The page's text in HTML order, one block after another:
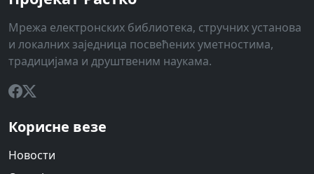
Мрежа електронских библиотека, стручних установа
и локалних заједница посвећених уметностима,
традицијама и друштвеним наукама.
Корисне везе
Новости